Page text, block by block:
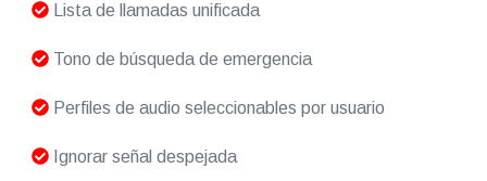
Lista de llamadas unificada
Tono de búsqueda de emergencia
Perfiles de audio seleccionables por usuario
Ignorar señal despejada